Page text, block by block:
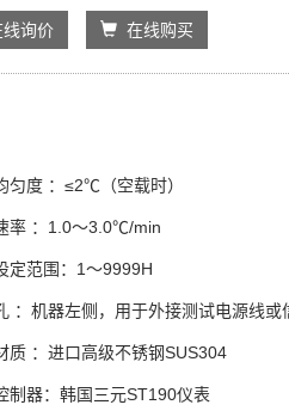
线询价 在线购买
匀度 ：≤2℃（空载时）
率 ：1.0～3.0℃/min
定范围：1～9999H
：机器左侧，用于外接测试电源线或
质 ：进口高级不锈钢SUS304
制器：韩国三元ST190仪表